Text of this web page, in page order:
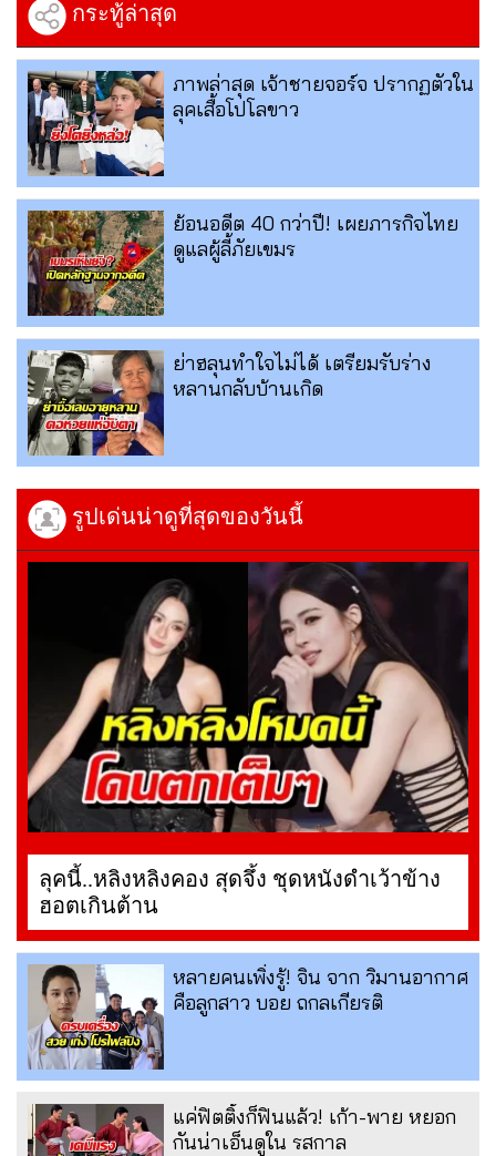
กระทู้ล่าสุด
ภาพล่าสุด เจ้าชายจอร์จ ปรากฏตัวใน
ลุคเสื้อโปโลขาว
ย้อนอดีต 40 กว่าปี! เผยภารกิจไทย
ดูแลผู้ลี้ภัยเขมร
ย่าฮลุนทำใจไม่ได้ เตรียมรับร่าง
หลานกลับบ้านเกิด
รูปเด่นน่าดูที่สุดของวันนี้
ลุคนี้..หลิงหลิงคอง สุดจึ้ง ชุดหนังดำเว้าข้าง
ฮอตเกินต้าน
หลายคนเพิ่งรู้! จิน จาก วิมานอากาศ
คือลูกสาว บอย ถกลเกียรติ
แค่ฟิตติ้งก็ฟินแล้ว! เก้า-พาย หยอก
กันน่าเอ็นดูใน รสกาล